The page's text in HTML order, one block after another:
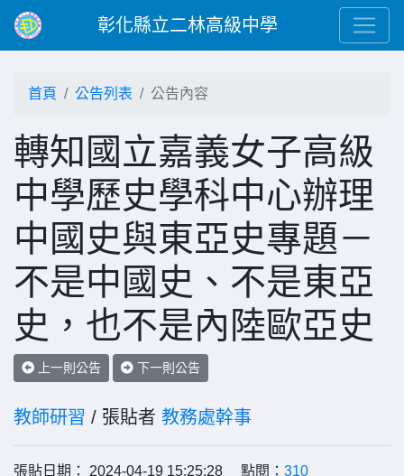
彰化縣立二林高級中學
首頁 公告列表 公告內容
轉知國立嘉義女子高級
中學歷史學科中心辦理
中國史與東亞史專題－
不是中國史、不是東亞
史，也不是內陸歐亞史
上一則公告 下一則公告
教師研習 / 張貼者 教務處幹事
張貼日期： 2024-04-19 15:25:28 點閱： 310